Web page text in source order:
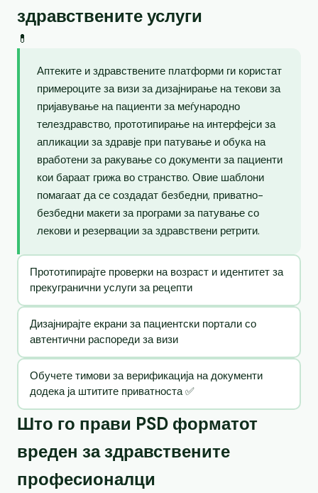
здравствените услуги
💊
Аптеките и здравствените платформи ги користат
примероците за визи за дизајнирање на текови за
пријавување на пациенти за меѓународно
телездравство, прототипирање на интерфејси за
апликации за здравје при патување и обука на
вработени за ракување со документи за пациенти
кои бараат грижа во странство. Овие шаблони
помагаат да се создадат безбедни, приватно-
безбедни макети за програми за патување со
лекови и резервации за здравствени ретрити.
Прототипирајте проверки на возраст и идентитет за
прекугранични услуги за рецепти
Дизајнирајте екрани за пациентски портали со
автентични распореди за визи
Обучете тимови за верификација на документи
додека ја штитите приватноста ✅
Што го прави PSD форматот
вреден за здравствените
професионалци